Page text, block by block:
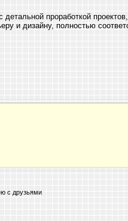
проработкой
и дизайну, полностью
с друзьями